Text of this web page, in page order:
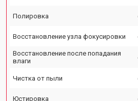
Полировка
Восстановление узла фокусировки
Восстановление после попадания
влаги
Чистка от пыли
Юстировка